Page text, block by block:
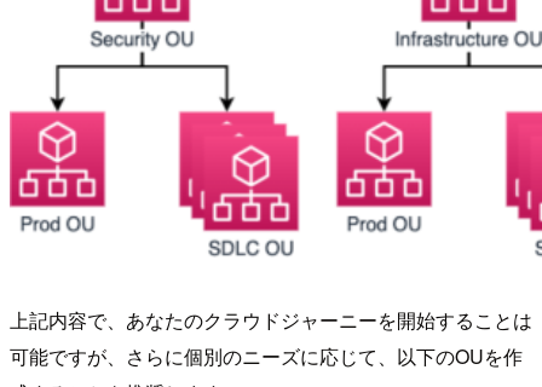
上記内容で、あなたのクラウドジャーニーを開始することは
可能ですが、さらに個別のニーズに応じて、以下のOUを作